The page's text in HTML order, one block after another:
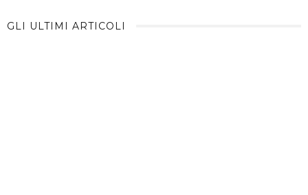
GLI ULTIMI ARTICOLI